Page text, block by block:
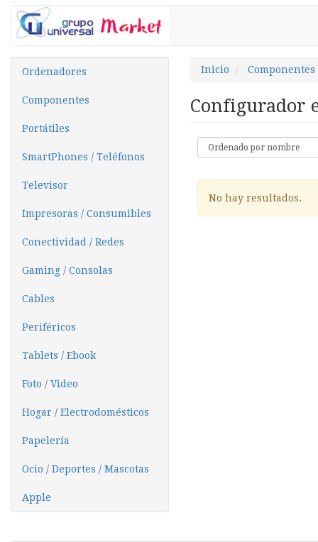
Ordenadores
Componentes
Portátiles
SmartPhones / Teléfonos
Televisor
Impresoras / Consumibles
Conectividad / Redes
Gaming / Consolas
Cables
Periféricos
Tablets / Ebook
Foto / Video
Hogar / Electrodomésticos
Papelería
Ocio / Deportes / Mascotas
Apple
Inicio Componentes
Configurador
No hay resultados.